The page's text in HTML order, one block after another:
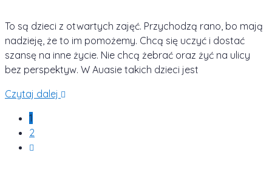
To są dzieci z otwartych zajęć. Przychodzą rano, bo mają
nadzieję, że to im pomożemy. Chcą się uczyć i dostać
szansę na inne życie. Nie chcą żebrać oraz żyć na ulicy
bez perspektyw. W Auasie takich dzieci jest
Czytaj dalej
1
2